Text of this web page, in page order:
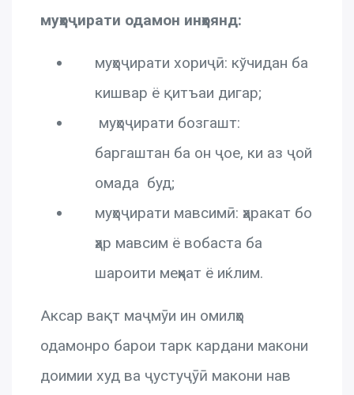
муҳоҷирати одамон инҳоянд:
муҳоҷирати хориҷӣ: кўчидан ба
кишвар ё қитъаи дигар;
муҳоҷирати бозгашт:
баргаштан ба он ҷое, ки аз ҷой
омада буд;
муҳоҷирати мавсимӣ: ҳаракат бо
ҳар мавсим ё вобаста ба
шароити меҳнат ё иќлим.
Аксар вақт маҷмӯи ин омилҳо
одамонро барои тарк кардани макони
доимии худ ва ҷустуҷӯӣ макони нав